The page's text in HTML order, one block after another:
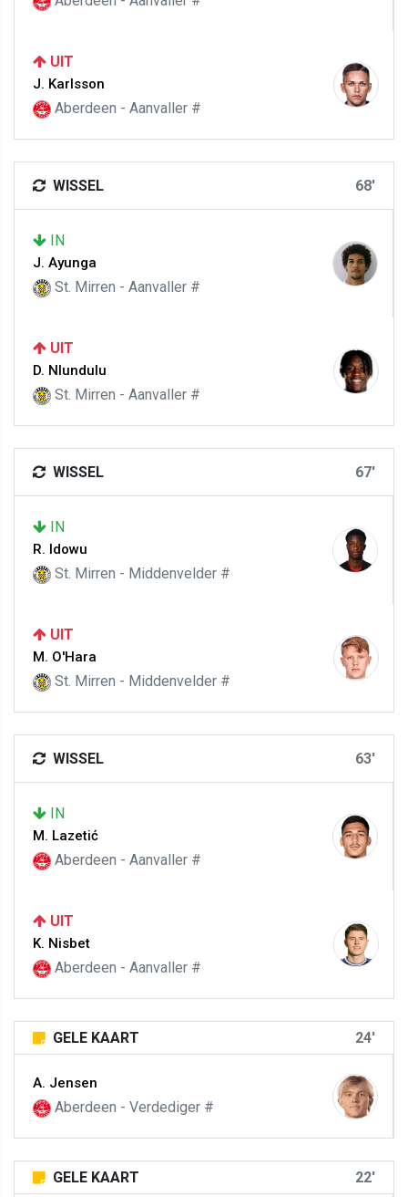
UIT
J. Karlsson
Aberdeen - Aanvaller #
WISSEL 68'
IN
J. Ayunga
St. Mirren - Aanvaller #
UIT
D. Nlundulu
St. Mirren - Aanvaller #
WISSEL 67'
IN
R. Idowu
St. Mirren - Middenvelder #
UIT
M. O'Hara
St. Mirren - Middenvelder #
WISSEL 63'
IN
M. Lazetić
Aberdeen - Aanvaller #
UIT
K. Nisbet
Aberdeen - Aanvaller #
GELE KAART 24'
A. Jensen
Aberdeen - Verdediger #
GELE KAART 22'